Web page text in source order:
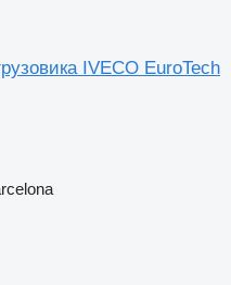
IVECO EuroTech